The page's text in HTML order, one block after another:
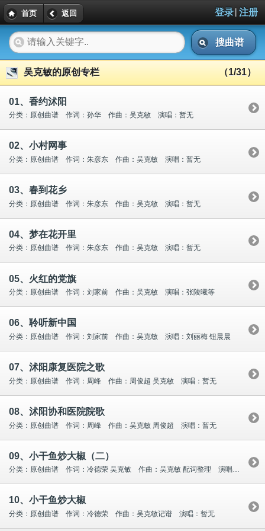
首页 返回 登录| 注册
搜曲谱
吴克敏的原创专栏 （1/31）
01、香约沭阳
分类：原创曲谱 作词：孙华 作曲：吴克敏 演唱：暂无
02、小村网事
分类：原创曲谱 作词：朱彦东 作曲：吴克敏 演唱：暂无
03、春到花乡
分类：原创曲谱 作词：朱彦东 作曲：吴克敏 演唱：暂无
04、梦在花开里
分类：原创曲谱 作词：朱彦东 作曲：吴克敏 演唱：暂无
05、火红的党旗
分类：原创曲谱 作词：刘家前 作曲：吴克敏 演唱：张陵曦等
06、聆听新中国
分类：原创曲谱 作词：刘家前 作曲：吴克敏 演唱：刘丽梅 钮晨晨
07、沭阳康复医院之歌
分类：原创曲谱 作词：周峰 作曲：周俊超 吴克敏 演唱：暂无
08、沭阳协和医院院歌
分类：原创曲谱 作词：周峰 作曲：吴克敏 周俊超 演唱：暂无
09、小干鱼炒大椒（二）
分类：原创曲谱 作词：冷德荣 吴克敏 作曲：吴克敏 配词整理 演唱：暂无
10、小干鱼炒大椒
分类：原创曲谱 作词：冷德荣 作曲：吴克敏记谱 演唱：暂无